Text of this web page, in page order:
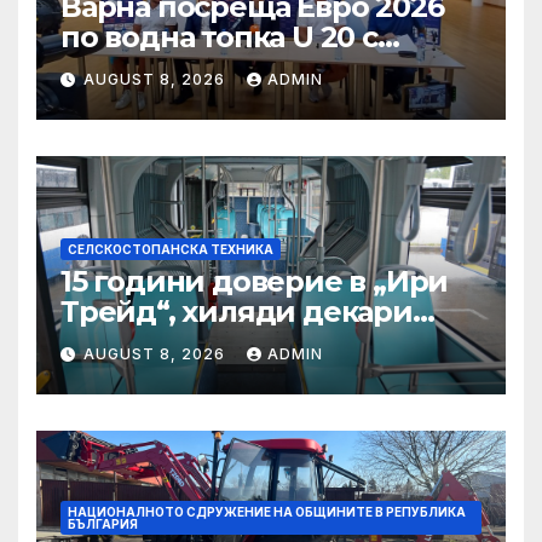
по водна топка U 20 с
отлични условия на
състезателните басейни
AUGUST 8, 2026 ADMIN
СЕЛСКОСТОПАНСКА ТЕХНИКА
15 години доверие в „Ири
Трейд“, хиляди декари
успех – историята на
Мартин Богдановски
AUGUST 8, 2026 ADMIN
НАЦИОНАЛНОТО СДРУЖЕНИЕ НА ОБЩИНИТЕ В РЕПУБЛИКА
БЪЛГАРИЯ